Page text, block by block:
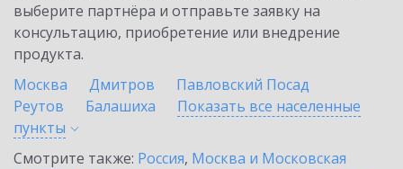
выберите партнёра и отправьте заявку на
консультацию, приобретение или внедрение
продукта.
Москва
Дмитров
Павловский Посад
Реутов
Балашиха
Показать все населенные
пункты
Смотрите также: Россия, Москва и Московская